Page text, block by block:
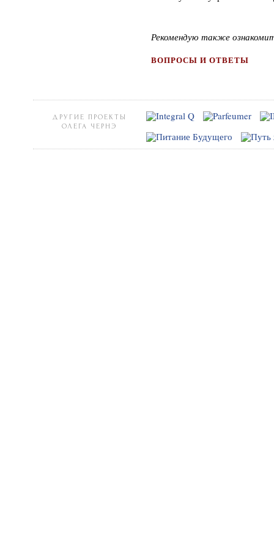
Рекомендую также
ВОПРОСЫ И ОТВЕТЫ
ДРУГИЕ ПРОЕКТЫ
ОЛЕГА ЧЕРНЭ